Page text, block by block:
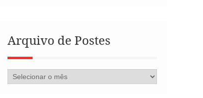
Arquivo de Postes
Arquivo